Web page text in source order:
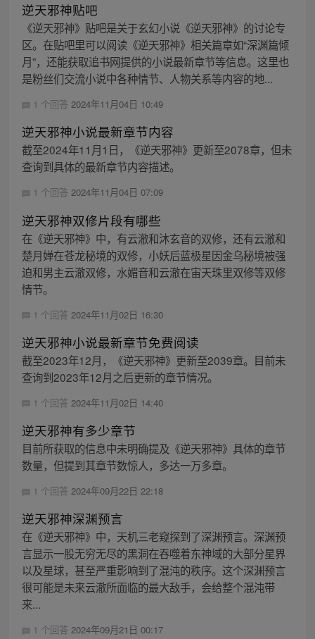
逆天邪神贴吧
《逆天邪神》贴吧是关于玄幻小说《逆天邪神》的讨论专
区。在贴吧里可以阅读《逆天邪神》相关篇章如“深渊篇倾
月”，还能获取追书网提供的小说最新章节等信息。这里也
是粉丝们交流小说中各种情节、人物关系等内容的地...
1 个回答 2024年11月04日 10:49
逆天邪神小说最新章节内容
截至2024年11月1日，《逆天邪神》更新至2078章，但未
查询到具体的最新章节内容描述。
1 个回答 2024年11月04日 07:09
逆天邪神双修片段有哪些
在《逆天邪神》中，有云澈和沐玄音的双修，还有云澈和
楚月婵在苍龙秘境的双修，小妖后蓝极星因金乌秘境被强
迫和男主云澈双修，水媚音和云澈在宙天珠里双修等双修
情节。
1 个回答 2024年11月02日 16:30
逆天邪神小说最新章节免费阅读
截至2023年12月，《逆天邪神》更新至2039章。目前未
查询到2023年12月之后更新的章节情况。
1 个回答 2024年11月02日 14:40
逆天邪神有多少章节
目前所获取的信息中未明确提及《逆天邪神》具体的章节
数量，但提到其章节数惊人，多达一万多章。
1 个回答 2024年09月22日 22:18
逆天邪神深渊预言
在《逆天邪神》中，天机三老窥探到了深渊预言。深渊预
言显示一股无穷无尽的黑洞在吞噬着东神域的大部分星界
以及星球，甚至严重影响到了混沌的秩序。这个深渊预言
很可能是未来云澈所面临的最大敌手，会给整个混沌带
来...
1 个回答 2024年09月21日 00:17